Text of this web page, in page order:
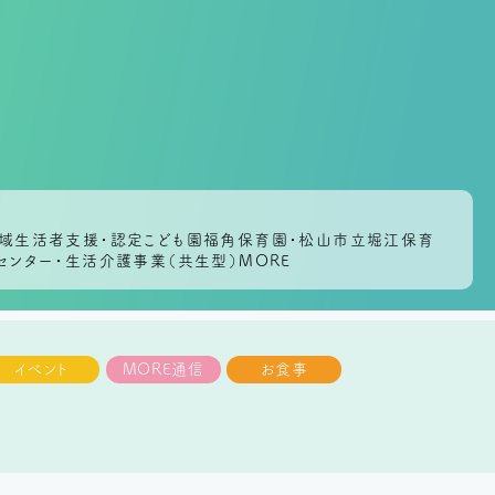
生活者支援・認定こども園福角保育園・松山市立堀江保育
ンター・生活介護事業（共生型）MORE
イベント MORE通信 お食事